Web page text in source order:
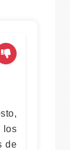
los
de